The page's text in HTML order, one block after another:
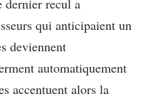
dernier recul a
qui anticipaient un
deviennent
automatiquement
accentuent alors la